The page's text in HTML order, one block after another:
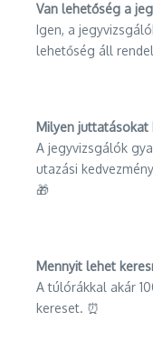
Van lehetőség a
Igen, a
lehetőség áll
Milyen juttatásokat
A jegyvizsgálók
utazási
🎁
Mennyit lehet
A túlórákkal akár
kereset. ⏰